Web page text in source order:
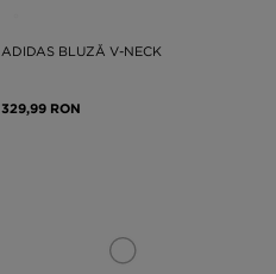
ADIDAS BLUZĂ V-NECK
329,99 RON